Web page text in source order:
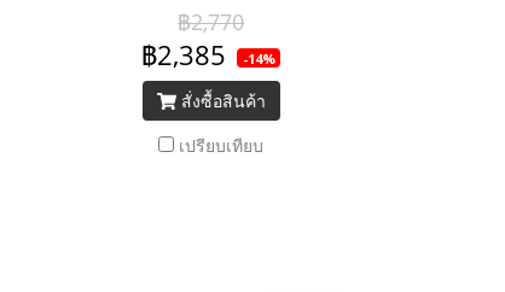
มาให้กระชับ สบายเพื่อให้เข้ากับ
สรีระศาสตร์ของผู้ใช้โดยเฉพาะ
พร้อมทั้งมีความทนทานต่อการใช้งาน
เนื่องจากวัสดุผ่านกระบวนการผลิต
จากพลาสติกคุณภาพสูงทำให้มีความ
฿2,770
฿2,385 -14%
สั่งซื้อสินค้า
เปรียบเทียบ